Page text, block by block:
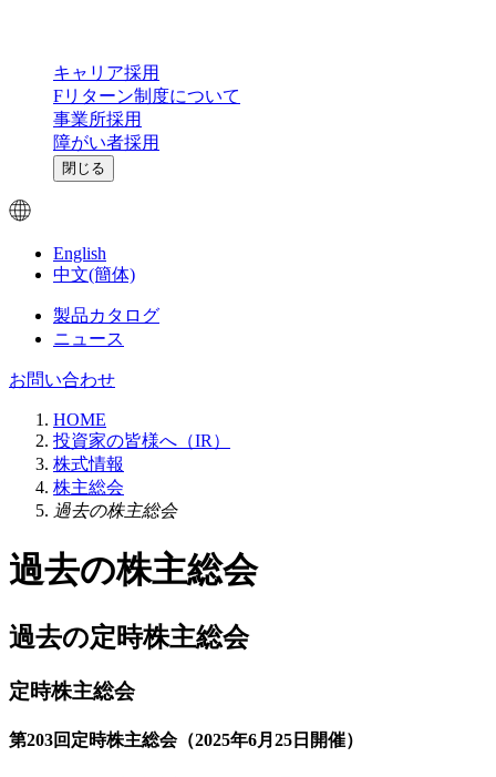
キャリア採用
Fリターン制度について
事業所採用
障がい者採用
閉じる
English
中文(簡体)
製品カタログ
ニュース
お問い合わせ
HOME
投資家の皆様へ（IR）
株式情報
株主総会
過去の株主総会
過去の株主総会
過去の定時株主総会
定時株主総会
第203回定時株主総会（2025年6月25日開催）